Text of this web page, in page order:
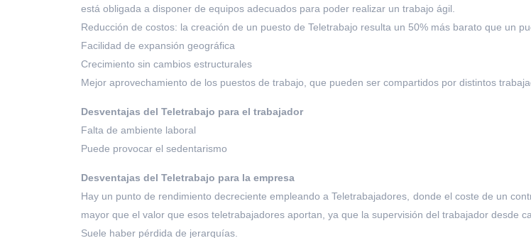
está obligada a disponer de equipos adecuados para poder realizar un trabajo ágil.
Reducción de costos: la creación de un puesto de Teletrabajo resulta un 50% más barato que un
Facilidad de expansión geográfica
Crecimiento sin cambios estructurales
Mejor aprovechamiento de los puestos de trabajo, que pueden ser compartidos por distintos
Desventajas del Teletrabajo para el trabajador
Falta de ambiente laboral
Puede provocar el sedentarismo
Desventajas del Teletrabajo para la empresa
Hay un punto de rendimiento decreciente empleando a Teletrabajadores, donde el coste de un
mayor que el valor que esos teletrabajadores aportan, ya que la supervisión del trabajador desde
Suele haber pérdida de jerarquías.